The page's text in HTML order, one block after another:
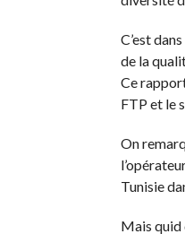
C’est
de la
Ce
FTP et le
On
Tunisie
Mais quid